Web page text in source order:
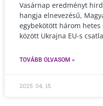
Vasárnap eredményt
hangja elnevezésű,
egybekötött három hetes
között Ukrajna EU-s
TOVÁBB OLVASOM »
2025. 04. 15.